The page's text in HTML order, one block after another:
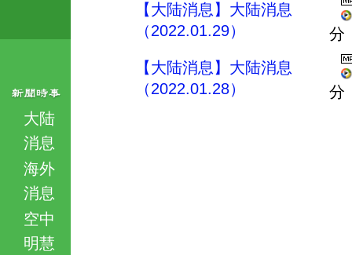
大陆
消息
海外
消息
空中
明慧
【大陆消息】大陆消息
（2022.01.29）
分
【大陆消息】大陆消息
（2022.01.28）
分